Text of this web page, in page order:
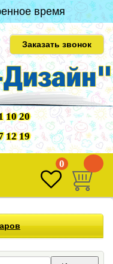
время
Заказать звонок
10 20
12 19
0